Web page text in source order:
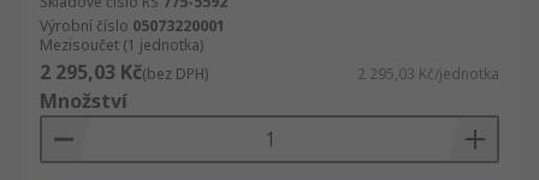
Výrobní číslo 05073220001
Mezisoučet (1 jednotka)
2 295,03 Kč(bez DPH) 2 295,03 Kč/jednotka
Množství